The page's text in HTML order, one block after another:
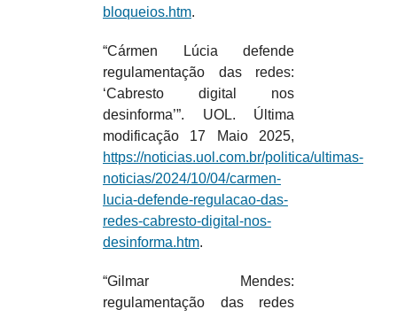
bloqueios.htm.
“Cármen Lúcia defende
regulamentação das redes:
‘Cabresto digital nos
desinforma’”. UOL. Última
modificação 17 Maio 2025,
https://noticias.uol.com.br/politica/ultimas-
noticias/2024/10/04/carmen-
lucia-defende-regulacao-das-
redes-cabresto-digital-nos-
desinforma.htm.
“Gilmar Mendes:
regulamentação das redes